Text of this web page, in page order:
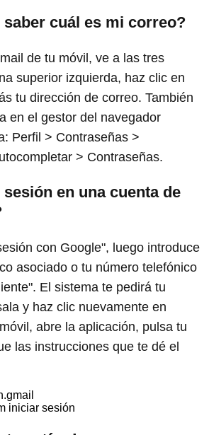
saber cuál es mi correo?
de tu móvil, ve a las tres
superior izquierda, haz clic en
tu dirección de correo. También
en el gestor del navegador
Perfil > Contraseñas >
> Contraseñas.
en una cuenta de
con Google", luego introduce
asociado o tu número telefónico
El sistema te pedirá tu
y haz clic nuevamente en
abre la aplicación, pulsa tu
las instrucciones que te dé el
iniciar sesión